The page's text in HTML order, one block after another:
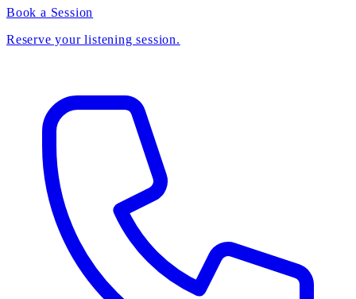
Book a Session
Reserve your listening session.